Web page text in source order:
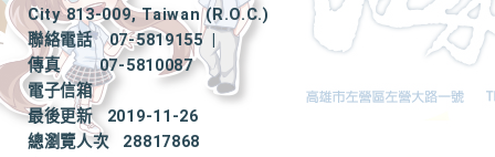
City 813-009, Taiwan (R.O.C.)
聯絡電話
07-5819155
|
傳真
07-5810087
電子信箱
最後更新
2019-11-26
總瀏覽人次
28817868